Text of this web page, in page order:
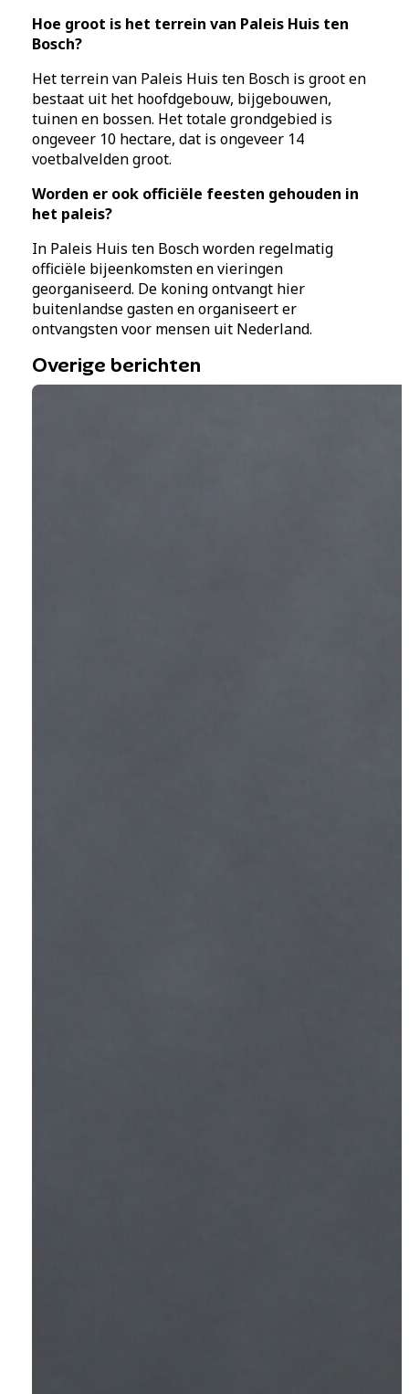
Hoe groot is het terrein van Paleis Huis ten
Bosch?
Het terrein van Paleis Huis ten Bosch is groot en
bestaat uit het hoofdgebouw, bijgebouwen,
tuinen en bossen. Het totale grondgebied is
ongeveer 10 hectare, dat is ongeveer 14
voetbalvelden groot.
Worden er ook officiële feesten gehouden in
het paleis?
In Paleis Huis ten Bosch worden regelmatig
officiële bijeenkomsten en vieringen
georganiseerd. De koning ontvangt hier
buitenlandse gasten en organiseert er
ontvangsten voor mensen uit Nederland.
Overige berichten